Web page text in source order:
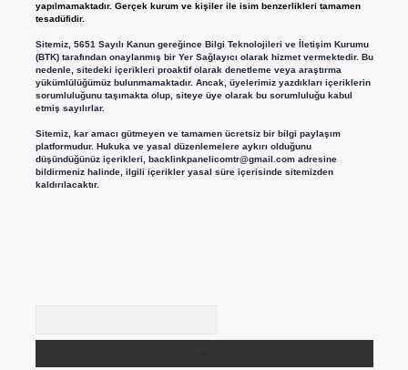
yapılmamaktadır. Gerçek kurum ve kişiler ile isim benzerlikleri tamamen
tesadüfidir.
Sitemiz, 5651 Sayılı Kanun gereğince Bilgi Teknolojileri ve İletişim Kurumu
(BTK) tarafından onaylanmış bir Yer Sağlayıcı olarak hizmet vermektedir. Bu
nedenle, sitedeki içerikleri proaktif olarak denetleme veya araştırma
yükümlülüğümüz bulunmamaktadır. Ancak, üyelerimiz yazdıkları içeriklerin
sorumluluğunu taşımakta olup, siteye üye olarak bu sorumluluğu kabul
etmiş sayılırlar.
Sitemiz, kar amacı gütmeyen ve tamamen ücretsiz bir bilgi paylaşım
platformudur. Hukuka ve yasal düzenlemelere aykırı olduğunu
düşündüğünüz içerikleri, backlinkpanelicomtr@gmail.comadresine
bildirmeniz halinde, ilgili içerikler yasal süre içerisinde sitemizden
kaldırılacaktır.